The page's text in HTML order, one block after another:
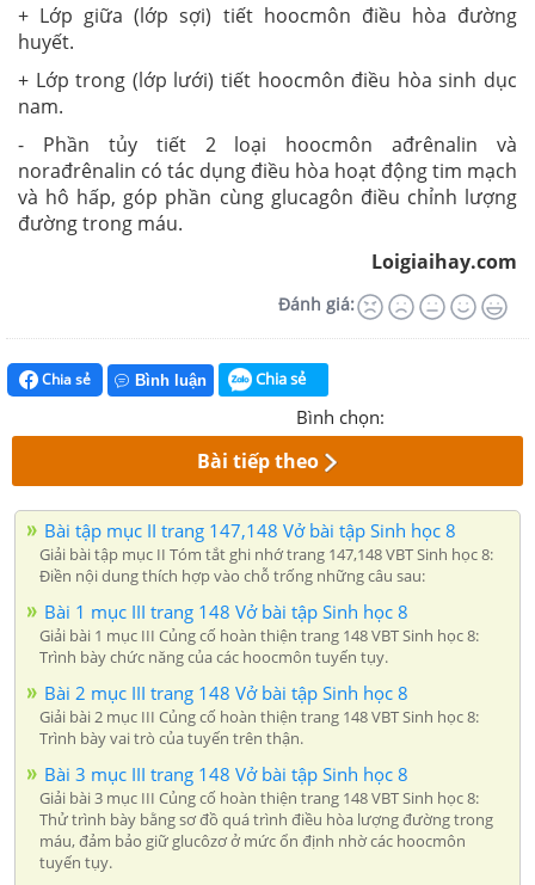
+ Lớp giữa (lớp sợi) tiết hoocmôn điều hòa đường
huyết.
+ Lớp trong (lớp lưới) tiết hoocmôn điều hòa sinh dục
nam.
- Phần tủy tiết 2 loại hoocmôn ađrênalin và
norađrênalin có tác dụng điều hòa hoạt động tim mạch
và hô hấp, góp phần cùng glucagôn điều chỉnh lượng
đường trong máu.
Loigiaihay.com
Đánh giá:
Chia sẻ Bình luận Chia sẻ
Bình chọn:
Bài tiếp theo
Bài tập mục II trang 147,148 Vở bài tập Sinh học 8
Giải bài tập mục II Tóm tắt ghi nhớ trang 147,148 VBT Sinh học 8:
Điền nội dung thích hợp vào chỗ trống những câu sau:
Bài 1 mục III trang 148 Vở bài tập Sinh học 8
Giải bài 1 mục III Củng cố hoàn thiện trang 148 VBT Sinh học 8:
Trình bày chức năng của các hoocmôn tuyến tụy.
Bài 2 mục III trang 148 Vở bài tập Sinh học 8
Giải bài 2 mục III Củng cố hoàn thiện trang 148 VBT Sinh học 8:
Trình bày vai trò của tuyến trên thận.
Bài 3 mục III trang 148 Vở bài tập Sinh học 8
Giải bài 3 mục III Củng cố hoàn thiện trang 148 VBT Sinh học 8:
Thử trình bày bằng sơ đồ quá trình điều hòa lượng đường trong
máu, đảm bảo giữ glucôzơ ở mức ổn định nhờ các hoocmôn
tuyến tụy.